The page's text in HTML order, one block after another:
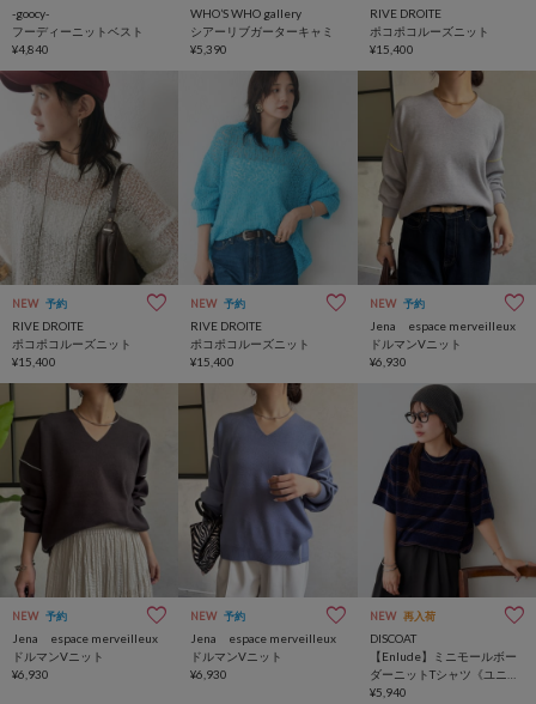
-goocy-
フーディーニットベスト
¥4,840
WHO’S WHO gallery
シアーリブガーターキャミ
¥5,390
RIVE DROITE
ポコポコルーズニット
¥15,400
NEW 予約
RIVE DROITE
ポコポコルーズニット
¥15,400
NEW 予約
RIVE DROITE
ポコポコルーズニット
¥15,400
NEW 予約
Jena espace merveilleux
ドルマンVニット
¥6,930
NEW 予約
Jena espace merveilleux
ドルマンVニット
¥6,930
NEW 予約
Jena espace merveilleux
ドルマンVニット
¥6,930
NEW 再入荷
DISCOAT
【Enlude】ミニモールボー
ダーニットTシャツ《ユニセ
ックス》
¥5,940